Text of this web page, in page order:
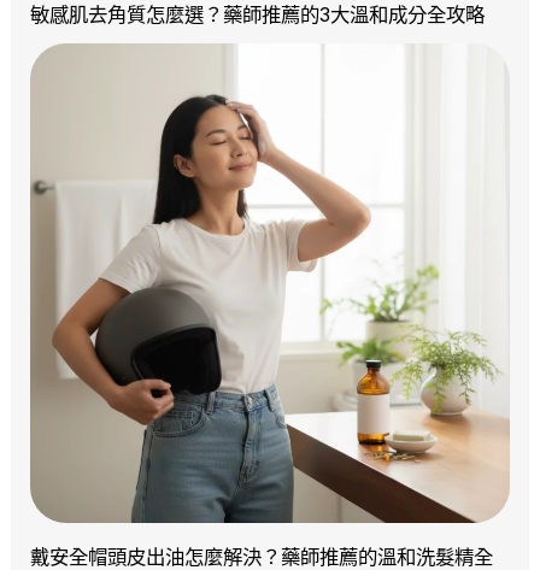
敏感肌去角質怎麼選？藥師推薦的3大溫和成分全攻略
戴安全帽頭皮出油怎麼解決？藥師推薦的溫和洗髮精全